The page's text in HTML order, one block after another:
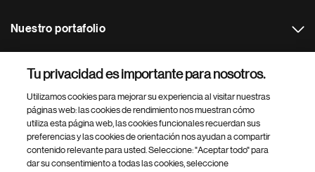
Nuestro portafolio
Footer Site Search
Tu privacidad es importante para nosotros.
Utilizamos cookies para mejorar su experiencia al visitar nuestras
páginas web: las cookies de rendimiento nos muestran cómo
utiliza esta página web, las cookies funcionales recuerdan sus
preferencias y las cookies de orientación nos ayudan a compartir
contenido relevante para usted. Seleccione: "Aceptar todo" para
dar su consentimiento a todas las cookies, seleccione